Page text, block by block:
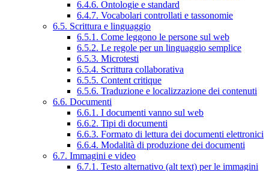
6.4.6. Ontologie e standard
6.4.7. Vocabolari controllati e tassonomie
6.5. Scrittura e linguaggio
6.5.1. Come leggono le persone sul web
6.5.2. Le regole per un linguaggio semplice
6.5.3. Microtesti
6.5.4. Scrittura collaborativa
6.5.5. Content critique
6.5.6. Traduzione e localizzazione dei contenuti
6.6. Documenti
6.6.1. I documenti vanno sul web
6.6.2. Tipi di documenti
6.6.3. Formato di lettura dei documenti elettronici
6.6.4. Modalità di produzione dei documenti
6.7. Immagini e video
6.7.1. Testo alternativo (alt text) per le immagini